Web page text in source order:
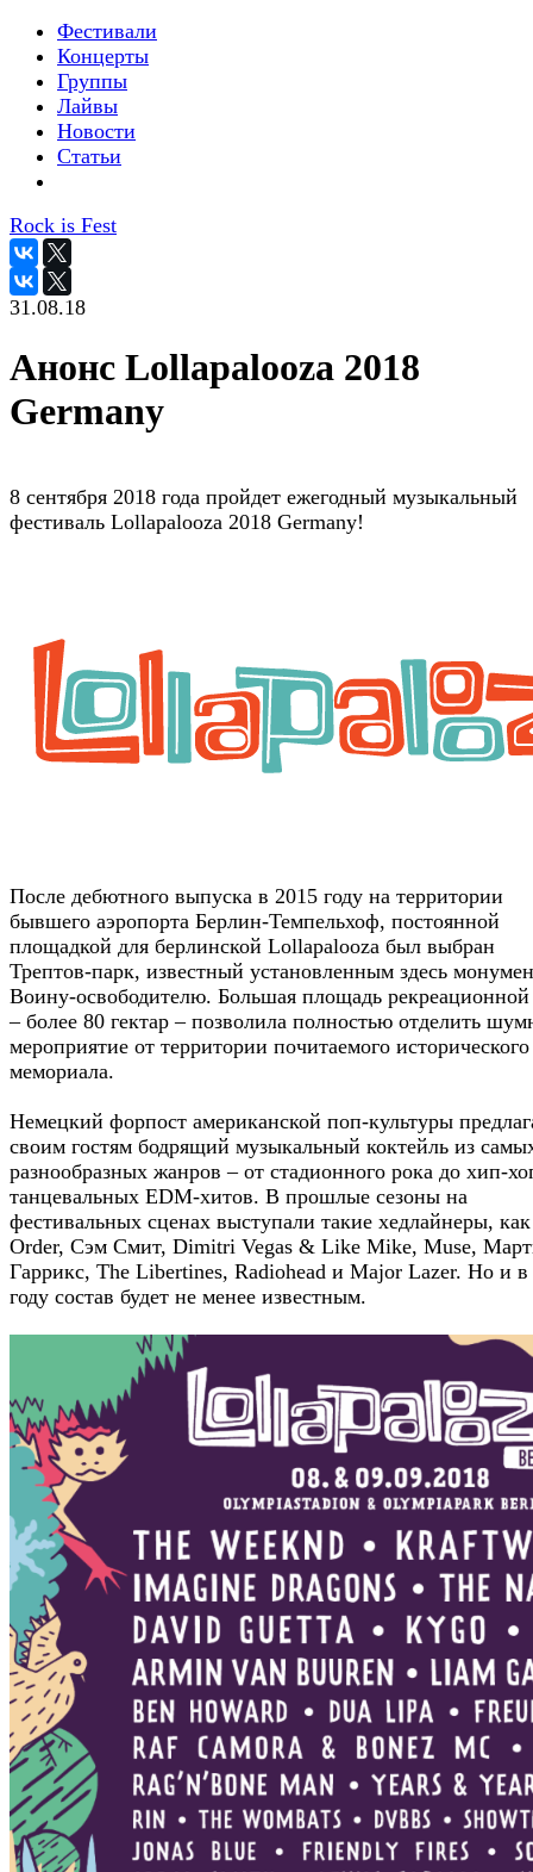
Фестивали
Концерты
Группы
Лайвы
Новости
Статьи
Rock is Fest
31.08.18
Анонс Lollapalooza 2018
Germany
8 сентября 2018 года пройдет ежегодный музыкальный
фестиваль Lollapalooza 2018 Germany!
После дебютного выпуска в 2015 году на территории
бывшего аэропорта Берлин-Темпельхоф, постоянной
площадкой для берлинской Lollapalooza был выбран
Трептов-парк, известный установленным здесь
Воину-освободителю. Большая площадь
– более 80 гектар – позволила полностью отделить
мероприятие от территории почитаемого исторического
мемориала.
Немецкий форпост американской поп-культуры
своим гостям бодрящий музыкальный коктейль из
разнообразных жанров – от стадионного рока до хип-
танцевальных EDM-хитов. В прошлые сезоны на
фестивальных сценах выступали такие хедлайнеры,
Order, Сэм Смит, Dimitri Vegas & Like Mike, Muse,
Гаррикс, The Libertines, Radiohead и Major Lazer. Но и в
году состав будет не менее известным.